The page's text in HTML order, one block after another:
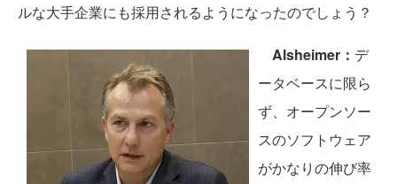
ルな大手企業にも採用されるようになったのでしょう？
Alsheimer： デ
ータベースに限ら
ず、オープンソー
スのソフトウェア
がかなりの伸び率